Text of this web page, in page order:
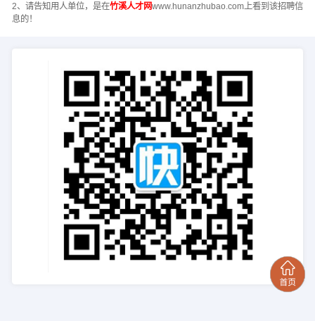
2、请告知用人单位，是在竹溪人才网www.hunanzhubao.com上看到该招聘信
息的！